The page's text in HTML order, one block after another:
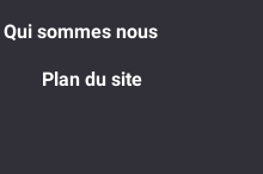
Qui sommes nous
Plan du site